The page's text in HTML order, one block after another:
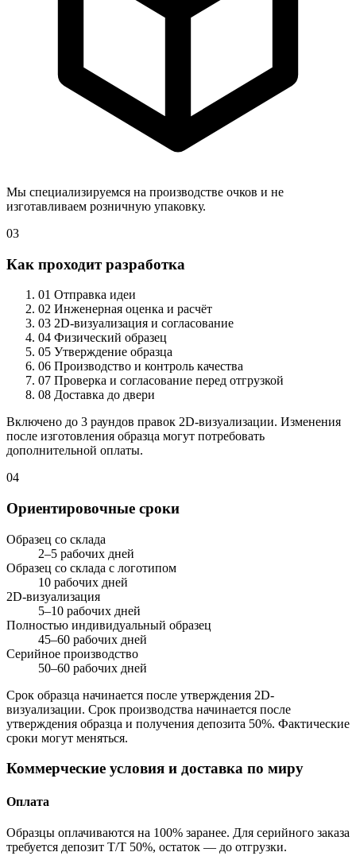
Мы специализируемся на производстве очков и не
изготавливаем розничную упаковку.
03
Как проходит разработка
01 Отправка идеи
02 Инженерная оценка и расчёт
03 2D-визуализация и согласование
04 Физический образец
05 Утверждение образца
06 Производство и контроль качества
07 Проверка и согласование перед отгрузкой
08 Доставка до двери
Включено до 3 раундов правок 2D-визуализации. Изменения
после изготовления образца могут потребовать
дополнительной оплаты.
04
Ориентировочные сроки
Образец со склада
2–5 рабочих дней
Образец со склада с логотипом
10 рабочих дней
2D-визуализация
5–10 рабочих дней
Полностью индивидуальный образец
45–60 рабочих дней
Серийное производство
50–60 рабочих дней
Срок образца начинается после утверждения 2D-
визуализации. Срок производства начинается после
утверждения образца и получения депозита 50%. Фактические
сроки могут меняться.
Коммерческие условия и доставка по миру
Оплата
Образцы оплачиваются на 100% заранее. Для серийного заказа
требуется депозит T/T 50%, остаток — до отгрузки.